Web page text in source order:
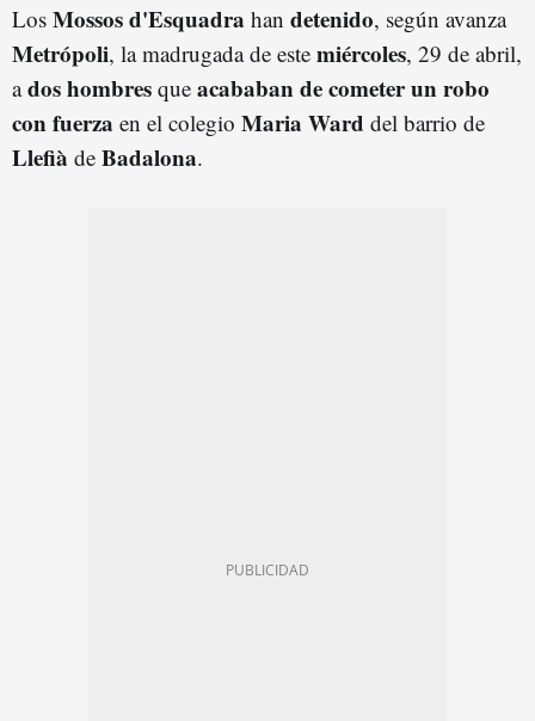
Los Mossos d'Esquadra han detenido, según avanza
Metrópoli, la madrugada de este miércoles, 29 de abril,
ados hombres que acababan de cometer un robo
con fuerza en el colegio Maria Ward del barrio de
Llefià de Badalona.